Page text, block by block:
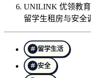
UNILINK 优领教育
留学生租房与安全
留学生活
安全